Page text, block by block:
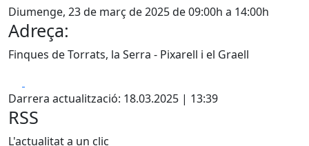
Diumenge, 23 de març de 2025 de 09:00h a 14:00h
Adreça:
Finques de Torrats, la Serra - Pixarell i el Graell
Darrera actualització: 18.03.2025 | 13:39
RSS
L'actualitat a un clic